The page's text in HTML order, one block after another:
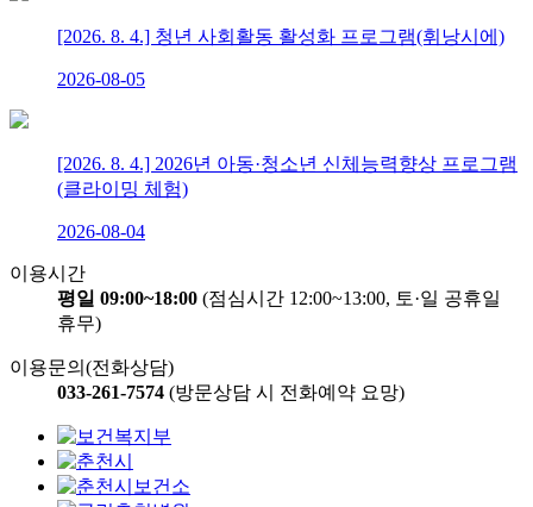
[2026. 8. 4.] 청년 사회활동 활성화 프로그램(휘낭시에)
2026-08-05
[2026. 8. 4.] 2026년 아동·청소년 신체능력향상 프로그램
(클라이밍 체험)
2026-08-04
이용시간
평일 09:00~18:00 (점심시간 12:00~13:00, 토·일 공휴일
휴무)
이용문의(전화상담)
033-261-7574 (방문상담 시 전화예약 요망)